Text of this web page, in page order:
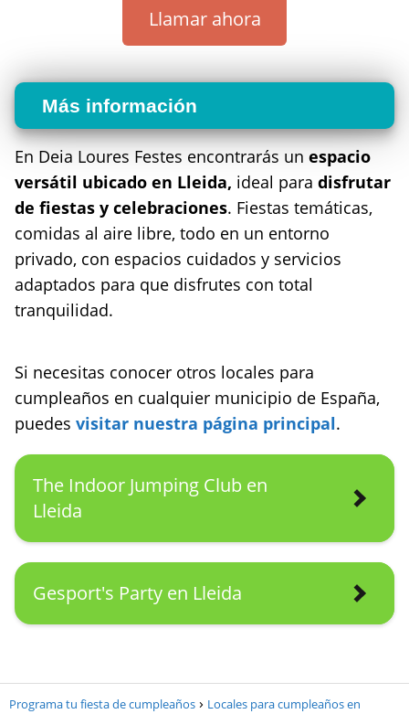
Llamar ahora
Más información
En Deia Loures Festes encontrarás un espacio
versátil ubicado en Lleida, ideal para disfrutar
de fiestas y celebraciones. Fiestas temáticas,
comidas al aire libre, todo en un entorno
privado, con espacios cuidados y servicios
adaptados para que disfrutes con total
tranquilidad.
Si necesitas conocer otros locales para
cumpleaños en cualquier municipio de España,
puedes visitar nuestra página principal.
The Indoor Jumping Club en
Lleida
Gesport's Party en Lleida
Programa tu fiesta de cumpleaños
Locales para cumpleaños en